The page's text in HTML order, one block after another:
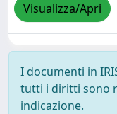
Visualizza/Apri
I documenti in
tutti i diritti sono
indicazione.